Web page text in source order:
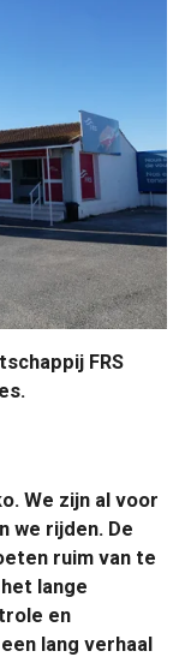
FRS
We zijn al voor
we rijden. De
ruim van te
lange
en
lang verhaal